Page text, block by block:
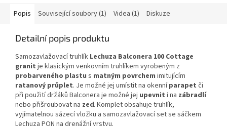
Popis Související soubory (1) Videa (1) Diskuze
Detailní popis produktu
Samozavlažovací truhlík Lechuza Balconera 100 Cottage
granit je klasickým venkovním truhlíkem vyrobeným z
probarveného plastu s matným povrchem imitujícím
ratanový průplet. Je možné jej umístit na okenníparapet či
při použití držáků Balconera je možné jej upevnit i na zábradlí
nebo přišroubovat na zeď. Komplet obsahuje truhlík,
vyjímatelnou sázecí vložku a samozavlažovací set se sáčkem